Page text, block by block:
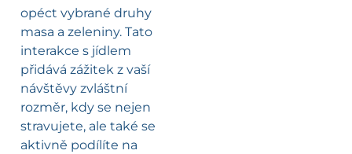
opéct vybrané druhy
masa a zeleniny. Tato
interakce s jídlem
přidává zážitek z vaší
návštěvy zvláštní
rozměr, kdy se nejen
stravujete, ale také se
aktivně podílíte na